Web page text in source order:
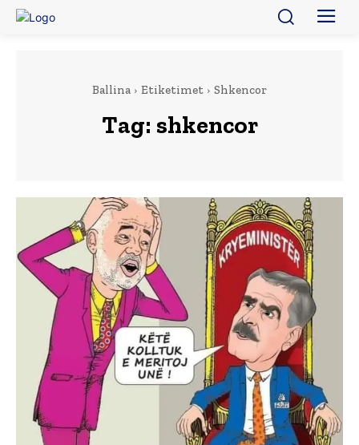
Ballina Etiketimet Shkencor
Tag: shkencor